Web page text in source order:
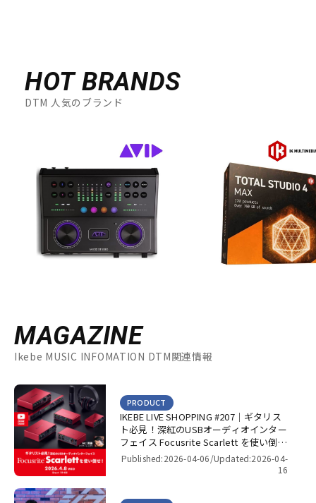
HOT BRANDS
DTM 人気のブランド
MAGAZINE
Ikebe MUSIC INFOMATION DTM関連情報
IKEBE LIVE SHOPPING #207｜ギタリス
ト必見！深紅のUSBオーディオインター
フェイス Focusrite Scarlett を使い倒
せ！【presented by パワーレック】
PRODUCT
Published:2026-04-06/Updated:2026-04-
16